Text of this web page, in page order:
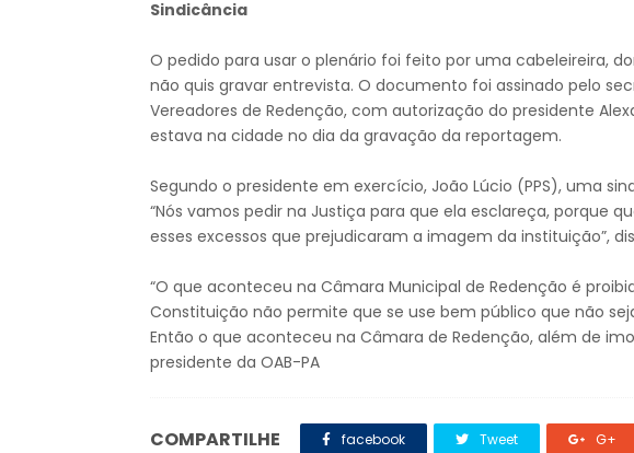
Sindicância
O pedido para usar o plenário foi feito por uma cabeleireira,
não quis gravar entrevista. O documento foi assinado pelo
Vereadores de Redenção, com autorização do presidente
estava na cidade no dia da gravação da reportagem.
Segundo o presidente em exercício, João Lúcio (PPS), uma
“Nós vamos pedir na Justiça para que ela esclareça, porque
esses excessos que prejudicaram a imagem da instituição”,
“O que aconteceu na Câmara Municipal de Redenção é
Constituição não permite que se use bem público que não
Então o que aconteceu na Câmara de Redenção, além de
presidente da OAB-PA
COMPARTILHE facebook Tweet G+